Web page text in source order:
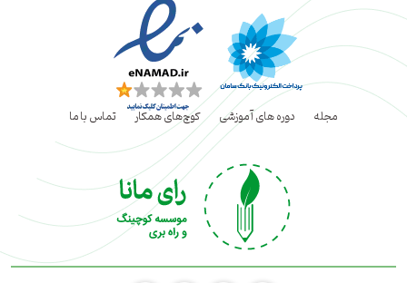
مجله دوره های آموزشی کوچ‌های همکار تماس با ما